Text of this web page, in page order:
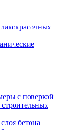
с поверкой
бетона